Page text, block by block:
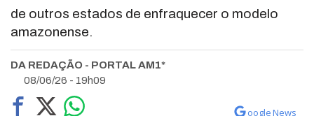
de outros estados de enfraquecer o modelo
amazonense.
DA REDAÇÃO - PORTAL AM1*
08/06/26 - 19h09
oogle News